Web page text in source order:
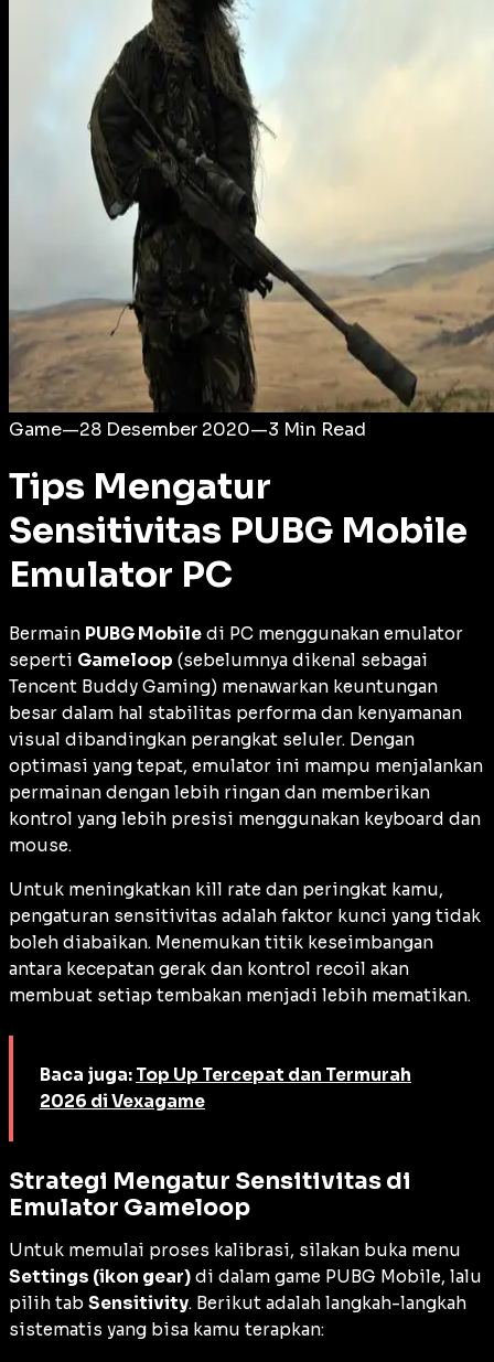
Game—28 Desember 2020—3 Min Read
Tips Mengatur
Sensitivitas PUBG Mobile
Emulator PC
Bermain PUBG Mobile di PC menggunakan emulator
seperti Gameloop (sebelumnya dikenal sebagai
Tencent Buddy Gaming) menawarkan keuntungan
besar dalam hal stabilitas performa dan kenyamanan
visual dibandingkan perangkat seluler. Dengan
optimasi yang tepat, emulator ini mampu menjalankan
permainan dengan lebih ringan dan memberikan
kontrol yang lebih presisi menggunakan keyboard dan
mouse.
Untuk meningkatkan kill rate dan peringkat kamu,
pengaturan sensitivitas adalah faktor kunci yang tidak
boleh diabaikan. Menemukan titik keseimbangan
antara kecepatan gerak dan kontrol recoil akan
membuat setiap tembakan menjadi lebih mematikan.
Baca juga: Top Up Tercepat dan Termurah
2026 di Vexagame
Strategi Mengatur Sensitivitas di
Emulator Gameloop
Untuk memulai proses kalibrasi, silakan buka menu
Settings (ikon gear) di dalam game PUBG Mobile, lalu
pilih tab Sensitivity. Berikut adalah langkah-langkah
sistematis yang bisa kamu terapkan: